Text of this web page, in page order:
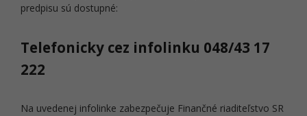
predpisu sú dostupné:
Telefonicky cez infolinku 048/43 17
222
Na uvedenej infolinke zabezpečuje Finančné riaditeľstvo SR